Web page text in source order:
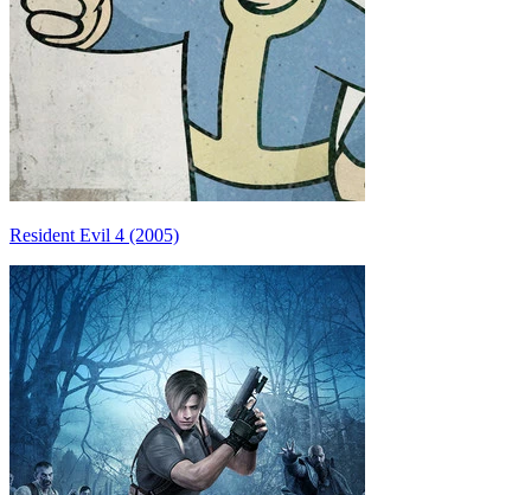
Resident Evil 4 (2005)